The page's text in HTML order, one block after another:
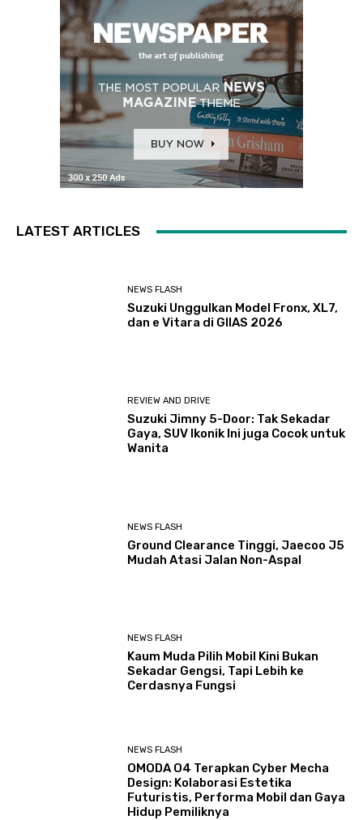
LATEST ARTICLES
NEWS FLASH
Suzuki Unggulkan Model Fronx, XL7,
dan e Vitara di GIIAS 2026
REVIEW AND DRIVE
Suzuki Jimny 5-Door: Tak Sekadar
Gaya, SUV Ikonik Ini juga Cocok untuk
Wanita
NEWS FLASH
Ground Clearance Tinggi, Jaecoo J5
Mudah Atasi Jalan Non-Aspal
NEWS FLASH
Kaum Muda Pilih Mobil Kini Bukan
Sekadar Gengsi, Tapi Lebih ke
Cerdasnya Fungsi
NEWS FLASH
OMODA O4 Terapkan Cyber Mecha
Design: Kolaborasi Estetika
Futuristis, Performa Mobil dan Gaya
Hidup Pemiliknya